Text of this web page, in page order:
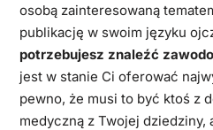
osobą zainteresowaną
publikację w swoim języku
potrzebujesz znaleźć
jest w stanie Ci oferować
pewno, że musi to być ktoś z
medyczną z Twojej dziedziny,